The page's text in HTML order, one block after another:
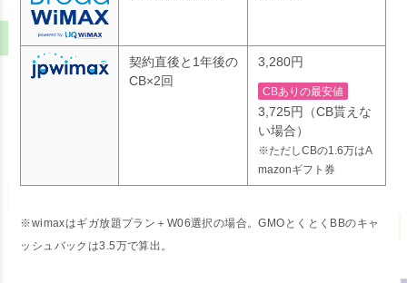
契約直後と1年後の
CB×2回
3,280円
CBありの最安値
3,725円（CB貰えな
い場合）
※ただしCBの1.6万はA
mazonギフト券
※wimaxはギガ放題プラン＋W06選択の場合。GMOとくとくBBのキャ
ッシュバックは3.5万で算出。